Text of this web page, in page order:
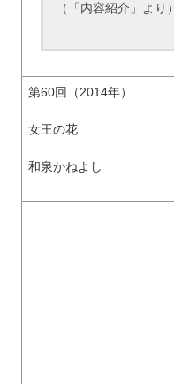
（「内容紹介」より）
第60回（2014年）
女王の花
和泉かねよし